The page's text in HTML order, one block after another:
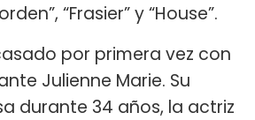
“Frasier” y “House”.
por primera vez con
Julienne Marie. Su
durante 34 años, la actriz